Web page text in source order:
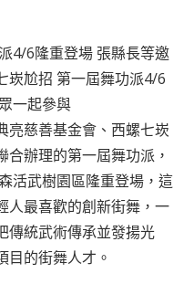
4/6隆重登場 張縣長等邀
崁尬招 第一屆舞功派4/6
一起參與
亮慈善基金會、西螺七崁
辦理的第一屆舞功派，
活武樹園區隆重登場，這
人最喜歡的創新街舞，一
傳統武術傳承並發揚光
目的街舞人才。